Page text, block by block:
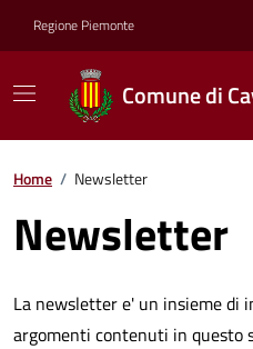
Regione Piemonte
Comune di
Home / Newsletter
Newsletter
La newsletter e' un insieme di
argomenti contenuti in questo